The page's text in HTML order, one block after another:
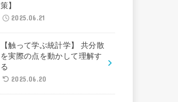
策】
2025.06.21
【触って学ぶ統計学】 共分散
を実際の点を動かして理解す
る
2025.06.20